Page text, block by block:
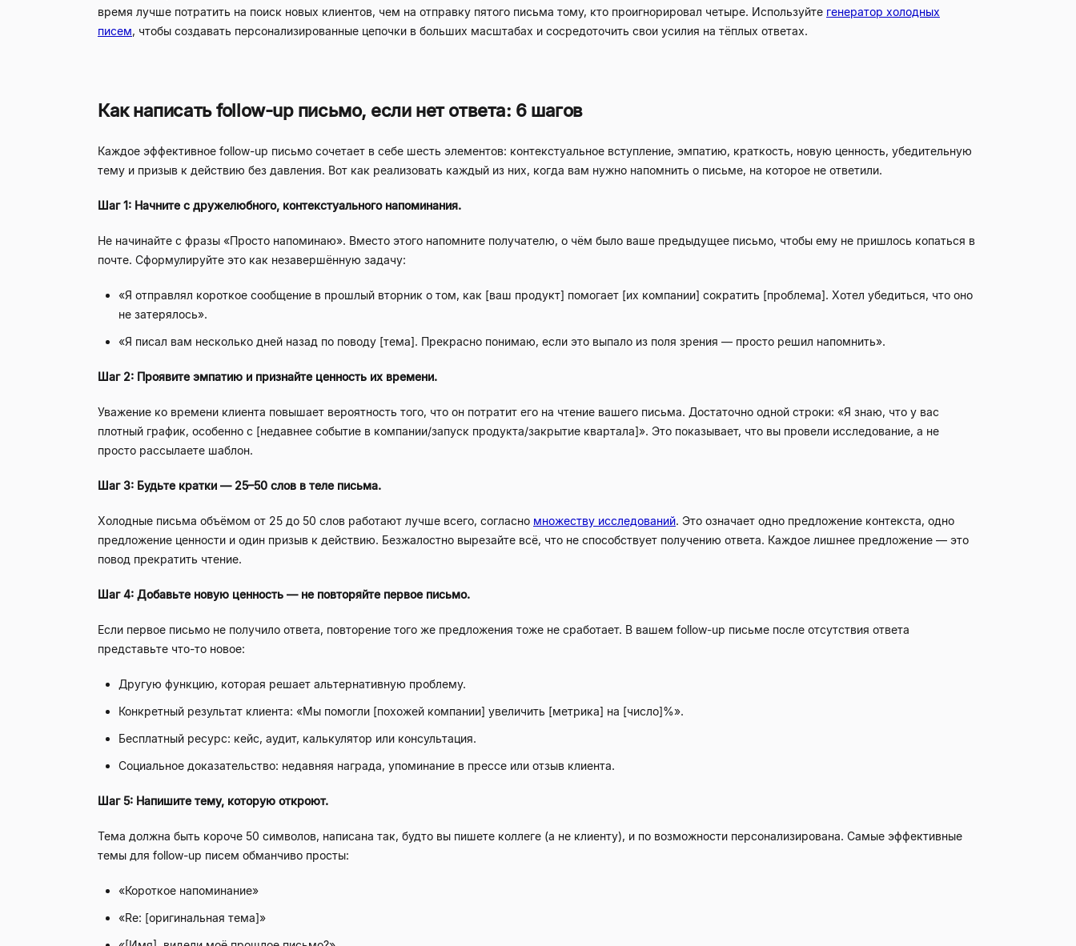
время лучше потратить на поиск новых клиентов, чем на отправку пятого письма тому, кто проигнорировал четыре. Используйте генератор холодных
писем, чтобы создавать персонализированные цепочки в больших масштабах и сосредоточить свои усилия на тёплых ответах.
Как написать follow-up письмо, если нет ответа: 6 шагов
Каждое эффективное follow-up письмо сочетает в себе шесть элементов: контекстуальное вступление, эмпатию, краткость, новую ценность, убедительную
тему и призыв к действию без давления. Вот как реализовать каждый из них, когда вам нужно напомнить о письме, на которое не ответили.
Шаг 1: Начните с дружелюбного, контекстуального напоминания.
Не начинайте с фразы «Просто напоминаю». Вместо этого напомните получателю, о чём было ваше предыдущее письмо, чтобы ему не пришлось копаться в
почте. Сформулируйте это как незавершённую задачу:
«Я отправлял короткое сообщение в прошлый вторник о том, как [ваш продукт] помогает [их компании] сократить [проблема]. Хотел убедиться, что оно
не затерялось».
«Я писал вам несколько дней назад по поводу [тема]. Прекрасно понимаю, если это выпало из поля зрения — просто решил напомнить».
Шаг 2: Проявите эмпатию и признайте ценность их времени.
Уважение ко времени клиента повышает вероятность того, что он потратит его на чтение вашего письма. Достаточно одной строки: «Я знаю, что у вас
плотный график, особенно с [недавнее событие в компании/запуск продукта/закрытие квартала]». Это показывает, что вы провели исследование, а не
просто рассылаете шаблон.
Шаг 3: Будьте кратки — 25–50 слов в теле письма.
Холодные письма объёмом от 25 до 50 слов работают лучше всего, согласно множеству исследований. Это означает одно предложение контекста, одно
предложение ценности и один призыв к действию. Безжалостно вырезайте всё, что не способствует получению ответа. Каждое лишнее предложение — это
повод прекратить чтение.
Шаг 4: Добавьте новую ценность — не повторяйте первое письмо.
Если первое письмо не получило ответа, повторение того же предложения тоже не сработает. В вашем follow-up письме после отсутствия ответа
представьте что-то новое:
Другую функцию, которая решает альтернативную проблему.
Конкретный результат клиента: «Мы помогли [похожей компании] увеличить [метрика] на [число]%».
Бесплатный ресурс: кейс, аудит, калькулятор или консультация.
Социальное доказательство: недавняя награда, упоминание в прессе или отзыв клиента.
Шаг 5: Напишите тему, которую откроют.
Тема должна быть короче 50 символов, написана так, будто вы пишете коллеге (а не клиенту), и по возможности персонализирована. Самые эффективные
темы для follow-up писем обманчиво просты:
«Короткое напоминание»
«Re: [оригинальная тема]»